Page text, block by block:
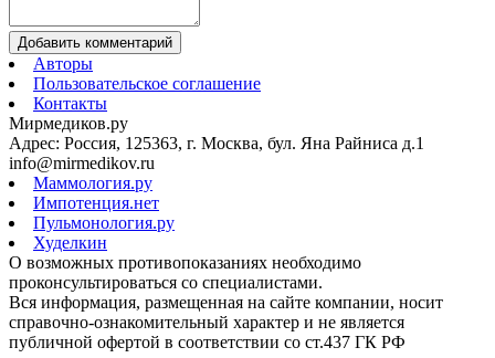
Добавить комментарий
Авторы
Пользовательское соглашение
Контакты
Мирмедиков.ру
Адрес: Россия, 125363, г. Москва, бул. Яна Райниса д.1
info@mirmedikov.ru
Маммология.ру
Импотенция.нет
Пульмонология.ру
Худелкин
О возможных противопоказаниях необходимо
проконсультироваться со специалистами.
Вся информация, размещенная на сайте компании, носит
справочно-ознакомительный характер и не является
публичной офертой в соответствии со ст.437 ГК РФ